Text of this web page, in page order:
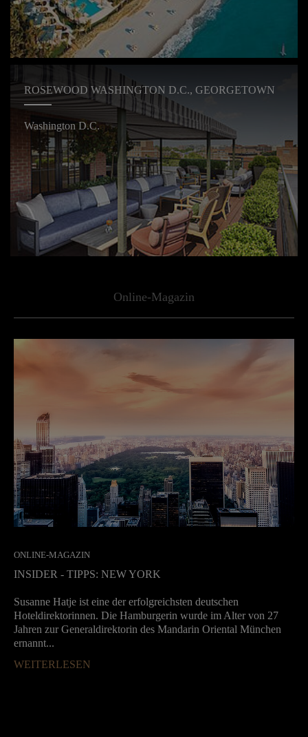
ROSEWOOD WASHINGTON D.C., GEORGETOWN
Washington D.C.
Online-Magazin
ONLINE-MAGAZIN
INSIDER - TIPPS: NEW YORK
Susanne Hatje ist eine der erfolgreichsten deutschen
Hoteldirektorinnen. Die Hamburgerin wurde im Alter von 27
Jahren zur Generaldirektorin des Mandarin Oriental München
ernannt...
WEITERLESEN